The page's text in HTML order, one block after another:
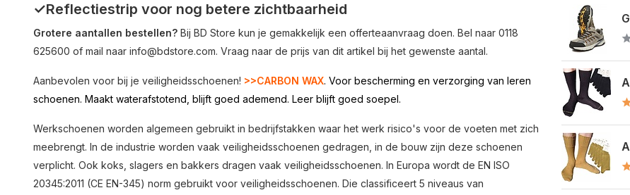
✓Reflectiestrip voor nog betere zichtbaarheid
Grotere aantallen bestellen? Bij BD Store kun je gemakkelijk een offerteaanvraag doen. Bel naar 0118
625600 of mail naar info@bdstore.com. Vraag naar de prijs van dit artikel bij het gewenste aantal.
Aanbevolen voor bij je veiligheidsschoenen! >>CARBON WAX. Voor bescherming en verzorging van leren
schoenen. Maakt waterafstotend, blijft goed ademend. Leer blijft goed soepel.
Werkschoenen worden algemeen gebruikt in bedrijfstakken waar het werk risico's voor de voeten met zich
meebrengt. In de industrie worden vaak veiligheidsschoenen gedragen, in de bouw zijn deze schoenen
verplicht. Ook koks, slagers en bakkers dragen vaak veiligheidsschoenen. In Europa wordt de EN ISO
20345:2011 (CE EN-345) norm gebruikt voor veiligheidsschoenen. Die classificeert 5 niveaus van